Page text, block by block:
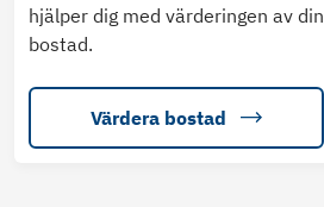
hjälper dig med värderingen av din
bostad.
Värdera bostad